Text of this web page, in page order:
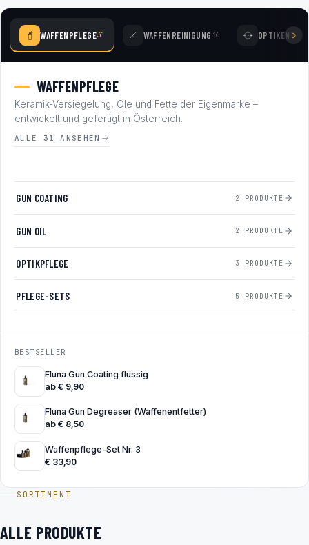
WAFFENPFLEGE31 WAFFENREINIGUNG36 OPTIKEN 78
WAFFENPFLEGE
Keramik-Versiegelung, Öle und Fette der Eigenmarke –
entwickelt und gefertigt in Österreich.
ALLE 31 ANSEHEN
GUN COATING 2 PRODUKTE
GUN OIL 2 PRODUKTE
OPTIKPFLEGE 3 PRODUKTE
PFLEGE-SETS 5 PRODUKTE
BESTSELLER
Fluna Gun Coating flüssig
ab € 9,90
Fluna Gun Degreaser (Waffenentfetter)
ab € 8,50
Waffenpflege-Set Nr. 3
€ 33,90
SORTIMENT
ALLE PRODUKTE